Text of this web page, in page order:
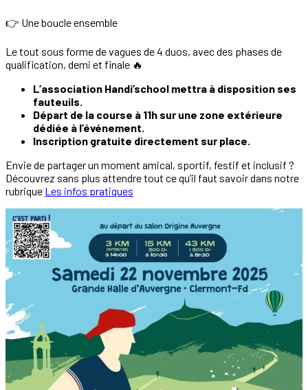
👉 Une boucle ensemble
Le tout sous forme de vagues de 4 duos, avec des phases de
qualification, demi et finale 🔥
L’association Handi’school mettra à disposition ses
fauteuils.
Départ de la course à 11h sur une zone extérieure
dédiée à l’événement.
Inscription gratuite directement sur place.
Envie de partager un moment amical, sportif, festif et inclusif ?
Découvrez sans plus attendre tout ce qu’il faut savoir dans notre
rubrique Les infos pratiques